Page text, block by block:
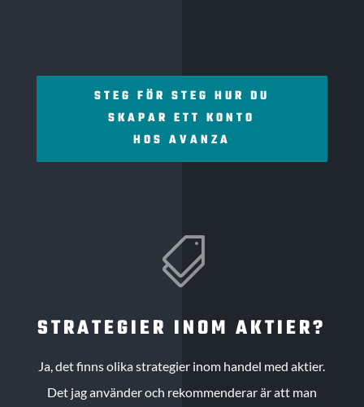
STEG FÖR STEG HUR DU
SKAPAR ETT KONTO
HOS AVANZA

STRATEGIER INOM AKTIER?
Ja, det finns olika strategier inom handel med aktier.
Det jag använder och rekommenderar är att man